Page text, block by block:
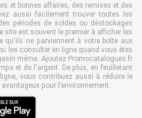
et bonnes affaires, des remises et des
aussi facilement trouver toutes les
périodes de soldes ou déstockages
site est souvent le premier à afficher les
qu'ils ne parviennent à votre boîte aux
les consulter en ligne quand vous êtes
même. Ajoutez Promocatalogues.fr
et de l'argent. De plus, en feuilletant
vous contribuez aussi à réduire le
pour l’environnement.